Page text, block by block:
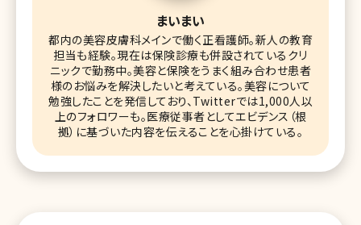
まいまい
都内の美容皮膚科メインで働く正看護師。新人の教育
担当も経験。現在は保険診療も併設されているクリ
ニックで勤務中。美容と保険をうまく組み合わせ患者
様のお悩みを解決したいと考えている。美容について
勉強したことを発信しており、Twitterでは1,000人以
上のフォロワーも。医療従事者としてエビデンス（根
拠）に基づいた内容を伝えることを心掛けている。